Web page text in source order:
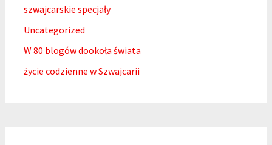
szwajcarskie specjały
Uncategorized
W 80 blogów dookoła świata
życie codzienne w Szwajcarii